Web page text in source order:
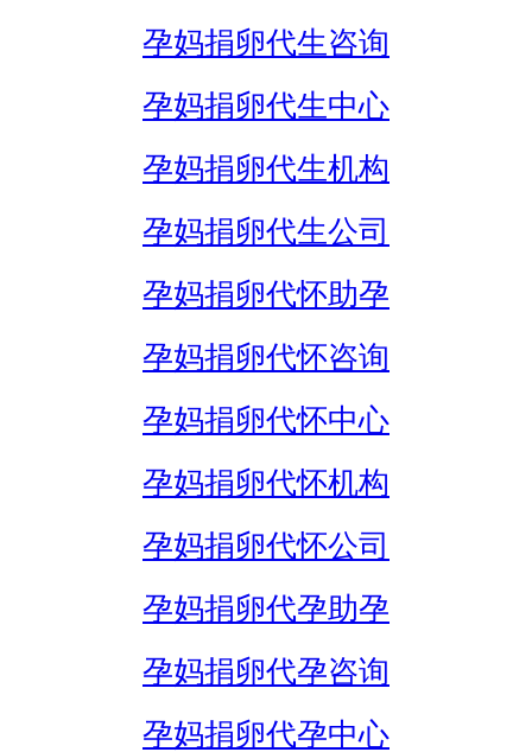
孕妈捐卵代生咨询
孕妈捐卵代生中心
孕妈捐卵代生机构
孕妈捐卵代生公司
孕妈捐卵代怀助孕
孕妈捐卵代怀咨询
孕妈捐卵代怀中心
孕妈捐卵代怀机构
孕妈捐卵代怀公司
孕妈捐卵代孕助孕
孕妈捐卵代孕咨询
孕妈捐卵代孕中心